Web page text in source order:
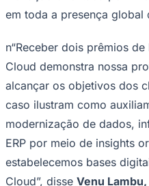
Ceará
modernizar o complexo
transformação melhorou a
forneceu uma base
tempo real e pipelines
oferece um modelo
dados no setor de Mídia e
Além disso, a LTM foi
prêmio de Parceiro do